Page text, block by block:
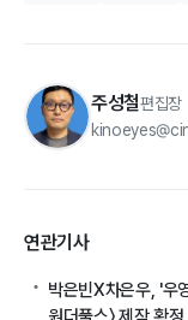
주성철편집장
연관기사
박은빈X차은우, '우